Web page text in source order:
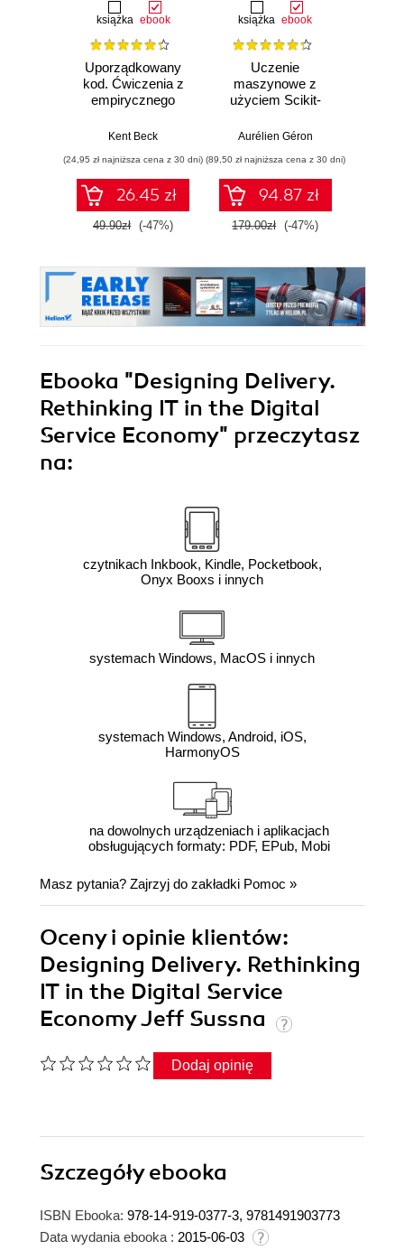
książka ebook
Uporządkowany
kod. Ćwiczenia z
empirycznego
oprogramowania
Kent Beck
(24,95 zł najniższa cena z 30 dni)
26.45 zł
49.90zł (-47%)
książka ebook
Uczenie
maszynowe z
użyciem Scikit-
TensorFlow.
Aurélien Géron
(89,50 zł najniższa cena z 30 dni)
94.87 zł
179.00zł (-47%)
Ebooka "Designing Delivery.
Rethinking IT in the Digital
Service Economy" przeczytasz
na:
czytnikach Inkbook, Kindle, Pocketbook,
Onyx Booxs i innych
systemach Windows, MacOS i innych
systemach Windows, Android, iOS,
HarmonyOS
na dowolnych urządzeniach i aplikacjach
obsługujących formaty: PDF, EPub, Mobi
Masz pytania? Zajrzyj do zakładki Pomoc »
Oceny i opinie klientów:
Designing Delivery. Rethinking
IT in the Digital Service
Economy Jeff Sussna
Dodaj opinię
Szczegółyebooka
ISBN Ebooka: 978-14-919-0377-3, 9781491903773
Data wydania ebooka : 2015-06-03